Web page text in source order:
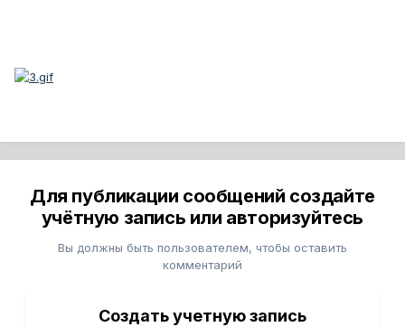
Для публикации сообщений создайте
учётную запись или авторизуйтесь
Вы должны быть пользователем, чтобы оставить
комментарий
Создать учетную запись